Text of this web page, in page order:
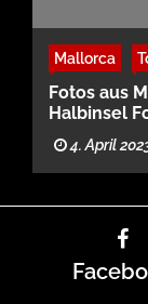
Mallorca
Fotos aus
Halbinsel
4. April